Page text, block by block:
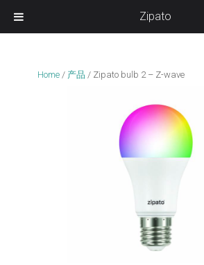
Home / 产品 / Zipato bulb 2 – Z-wave
Zipato